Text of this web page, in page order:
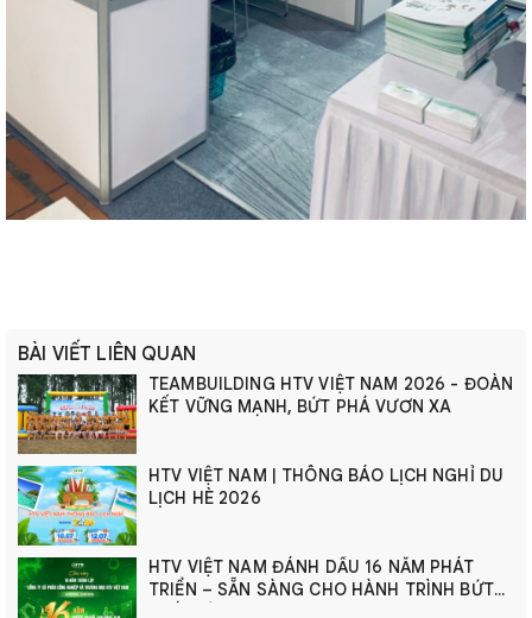
BÀI VIẾT LIÊN QUAN
TEAMBUILDING HTV VIỆT NAM 2026 - ĐOÀN
KẾT VỮNG MẠNH, BỨT PHÁ VƯƠN XA
HTV VIỆT NAM | THÔNG BÁO LỊCH NGHỈ DU
LỊCH HÈ 2026
HTV VIỆT NAM ĐÁNH DẤU 16 NĂM PHÁT
TRIỂN – SẴN SÀNG CHO HÀNH TRÌNH BỨT